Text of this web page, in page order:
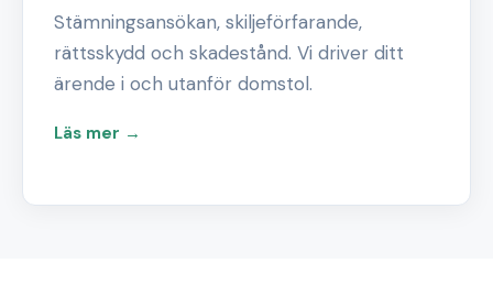
Stämningsansökan, skiljeförfarande,
rättsskydd och skadestånd. Vi driver ditt
ärende i och utanför domstol.
Läs mer →